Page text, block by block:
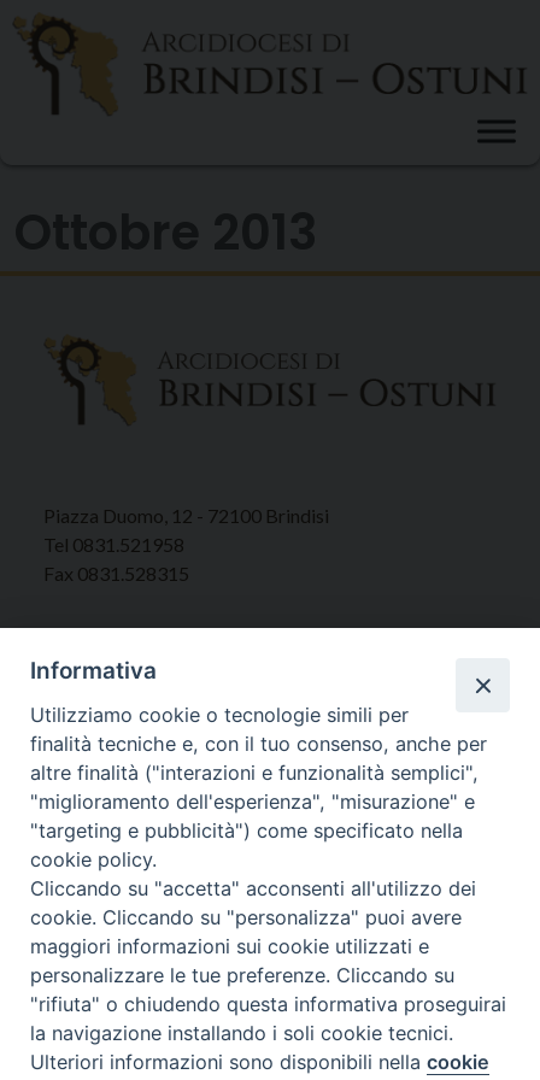
Skip
content
Piazza Duomo, 12 - 72100 Brindisi
Tel 0831.521958
Fax 0831.528315
Mar. / Mer. / Giov. ore 9 - 13
nei mesi estivi solo Martedì ore 9 - 13
WebMail
Copyright © Arcidiocesi di Brindisi – Ostuni
Preferenze Cookie
Informativa
Utilizziamo cookie o tecnologie simili per
finalità tecniche e, con il tuo consenso, anche per
altre finalità ("interazioni e funzionalità semplici",
"miglioramento dell'esperienza", "misurazione" e
"targeting e pubblicità") come specificato nella
cookie policy.
Cliccando su "accetta" acconsenti all'utilizzo dei
cookie. Cliccando su "personalizza" puoi avere
maggiori informazioni sui cookie utilizzati e
personalizzare le tue preferenze. Cliccando su
"rifiuta" o chiudendo questa informativa proseguirai
la navigazione installando i soli cookie tecnici.
Ulteriori informazioni sono disponibili nellacookie